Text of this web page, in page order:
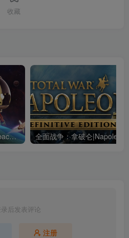
收藏
坎巴拉太空计划|Kerbal Space Program|1.12.5.3190|整合全DLC
后发表评论
注册